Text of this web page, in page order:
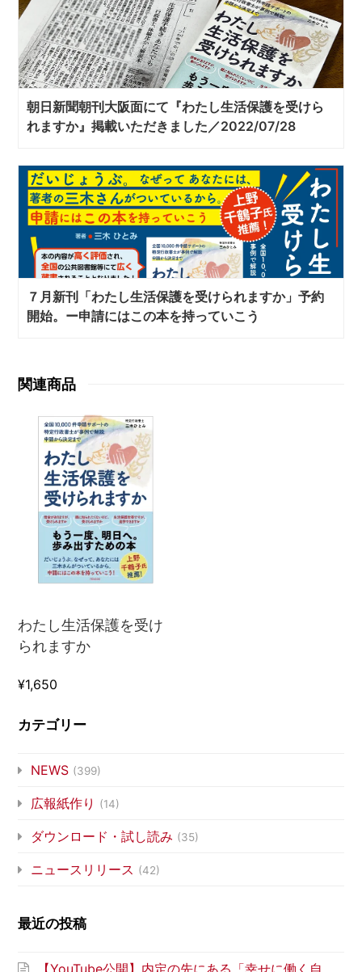
朝日新聞朝刊大阪面にて『わたし生活保護を受けら
れますか』掲載いただきました／2022/07/28
７月新刊「わたし生活保護を受けられますか」予約
開始。ー申請にはこの本を持っていこう
関連商品
わたし生活保護を受け
られますか
¥1,650
カテゴリー
NEWS (399)
広報紙作り (14)
ダウンロード・試し読み (35)
ニュースリリース (42)
最近の投稿
【YouTube公開】内定の先にある「幸せに働く自